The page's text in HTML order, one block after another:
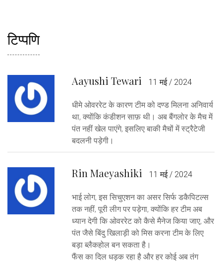
टिप्पणि
Aayushi Tewari 11 मई / 2024
धीमे ओवररेट के कारण टीम को दण्ड मिलना अनिवार्य
था, क्योंकि कंडीशन साफ़ थी। अब बैंगलोर के मैच में
पंत नहीं खेल पाएंगे, इसलिए बाकी मैचों में स्ट्रैटेजी
बदलनी पड़ेगी।
Rin Maeyashiki 11 मई / 2024
भाई लोग, इस सिचुएशन का असर सिर्फ डकैपिटल्स
तक नहीं, पूरी लीग पर पड़ेगा, क्योंकि हर टीम अब
ध्यान देगी कि ओवररेट को कैसे मैनेज किया जाए, और
पंत जैसे बिंदु खिलाड़ी को मिस करना टीम के लिए
बड़ा ब्लैकहोल बन सकता है।
फैंस का दिल धड़क रहा है और हर कोई अब तंग